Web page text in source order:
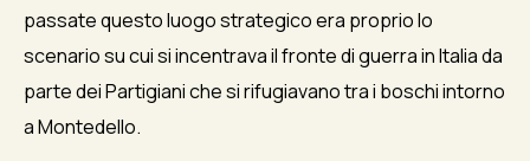
passate questo luogo strategico era proprio lo
scenario su cui si incentrava il fronte di guerra in Italia da
parte dei Partigiani che si rifugiavano tra i boschi intorno
a Montedello.